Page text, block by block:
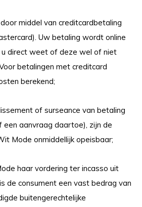
middel van creditcardbetaling
Uw betaling wordt online
direct weet of deze wel of niet
betalingen met creditcard
berekend;
of surseance van betaling
een aanvraag daartoe), zijn de
Mode onmiddellijk opeisbaar;
haar vordering ter incasso uit
de consument een vast bedrag van
buitengerechtelijke